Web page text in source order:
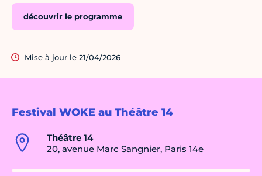
Festival WOKE au Théâtre 14
Théâtre 14
20, avenue Marc Sangnier, Paris 14e
découvrir le programme
Mise à jour le 21/04/2026